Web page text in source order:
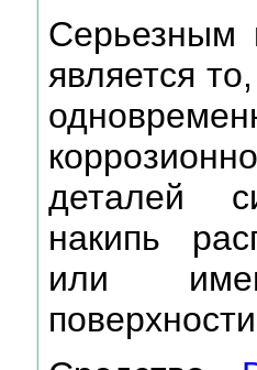
Серьезным
является
деталей
накипь
или